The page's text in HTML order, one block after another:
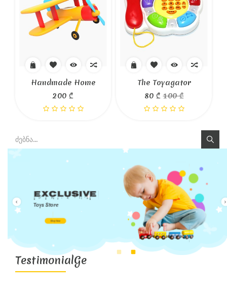
Handmade Home
200 ₾
The Toyagator
80 ₾ 100 ₾
TestimonialGe